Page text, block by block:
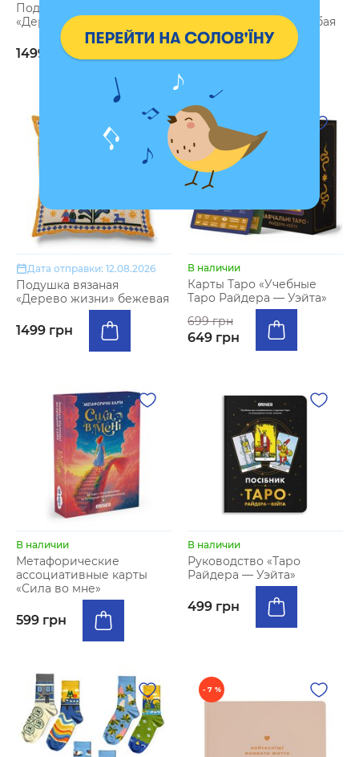
Подушка вязаная
«Дерево рода» светлая
1499 грн
«Дерево жизни» голубая
Дата отправки: 12.08.2026
Подушка вязаная
«Дерево жизни» бежевая
1499 грн
- 7 %
В наличии
Карты Таро «Учебные
Таро Райдера — Уэйта»
699 грн
649 грн
В наличии
Метафорические
ассоциативные карты
«Сила во мне»
599 грн
В наличии
Руководство «Таро
Райдера — Уэйта»
499 грн
- 7 %